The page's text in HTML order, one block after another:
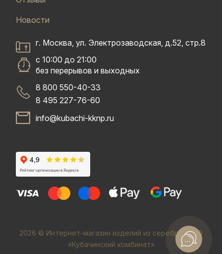
Новости
г. Москва, ул. Электрозаводская, д.52, стр.8
с 10:00 до 21:00
без перерывов и выходных
8 800 550-40-33
8 495 227-76-60
info@kubachi-kknp.ru
2026 © Интернет-магазин изделий из серебра. ООО
«Кубачинский комбинат»